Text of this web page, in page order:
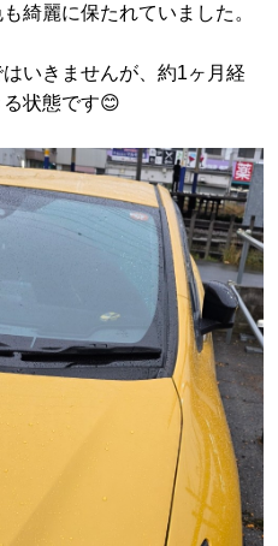
綺麗に保たれていました。
いきませんが、約1ヶ月経
状態です😊